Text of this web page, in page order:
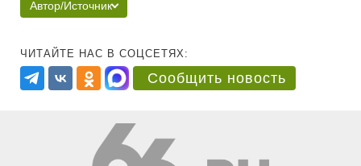
Автор/Источник
ЧИТАЙТЕ НАС В СОЦСЕТЯХ:
Сообщить новость